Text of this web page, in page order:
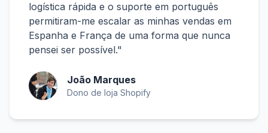
logística rápida e o suporte em português
permitiram-me escalar as minhas vendas em
Espanha e França de uma forma que nunca
pensei ser possível."
João Marques
Dono de loja Shopify